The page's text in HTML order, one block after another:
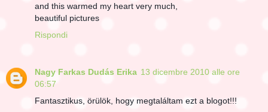
and this warmed my heart very much,
beautiful pictures
Rispondi
Nagy Farkas Dudás Erika 13 dicembre 2010 alle ore
06:57
Fantasztikus, örülök, hogy megtaláltam ezt a blogot!!!